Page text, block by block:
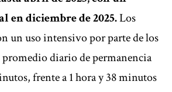
en diciembre de 2025.Los
un uso intensivo por parte de los
promedio diario de permanencia
frente a 1 hora y 38 minutos